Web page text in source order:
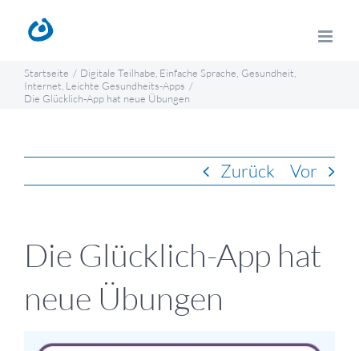
Inhalt
springen
Startseite Digitale Teilhabe Einfache Sprache Gesundheit
Internet Leichte Gesundheits-Apps
Die Glücklich-App hat neue Übungen
Zurück Vor
Die Glücklich-App hat
neue Übungen
Zeige